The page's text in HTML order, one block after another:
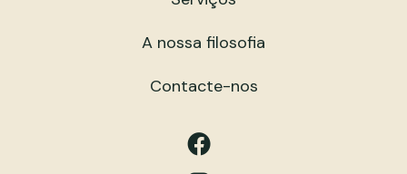
A nossa filosofia
Contacte-nos